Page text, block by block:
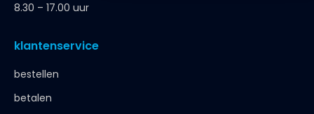
8.30 – 17.00 uur
klantenservice
bestellen
betalen